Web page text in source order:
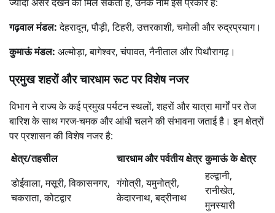
गढ़वाल मंडल:देहरादून, पौड़ी, टिहरी, उत्तरकाशी, चमोली और रुद्रप्रयाग।
कुमाऊं मंडल: अल्मोड़ा, बागेश्वर, चंपावत, नैनीताल और पिथौरागढ़।
प्रमुख शहरों और चारधाम रूट पर विशेष नजर
विभाग ने राज्य के कई प्रमुख पर्यटन स्थलों, शहरों और यात्रा मार्गों पर तेज
बारिश के साथ गरज-चमक और आंधी चलने की संभावना जताई है। इन क्षेत्रों
पर प्रशासन की विशेष नजर है:
क्षेत्र/तहसील
चारधाम और पर्वतीय क्षेत्र कुमाऊं के क्षेत्र
डोईवाला, मसूरी, विकासनगर,
चकराता, कोटद्वार
गंगोत्री, यमुनोत्री,
केदारनाथ, बद्रीनाथ
हल्द्वानी,
रानीखेत,
मुनस्यारी